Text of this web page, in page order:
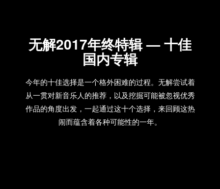
无解2017年终特辑 — 十佳
国内专辑
今年的十佳选择是一个格外困难的过程。无解尝试着
从一贯对新音乐人的推荐，以及挖掘可能被忽视优秀
作品的角度出发，一起通过这十个选择，来回顾这热
闹而蕴含着各种可能性的一年。